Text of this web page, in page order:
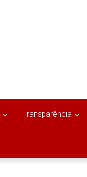
Transparência